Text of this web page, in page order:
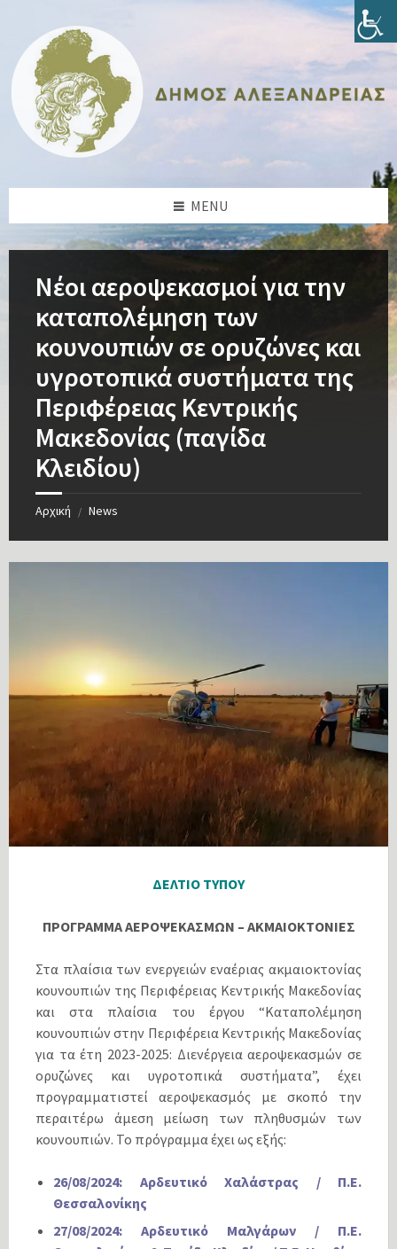
content
sidebar
sidebar
footer
MENU
Νέοι αεροψεκασμοί για την
καταπολέμηση των
κουνουπιών σε ορυζώνες και
υγροτοπικά συστήματα της
Περιφέρειας Κεντρικής
Μακεδονίας (παγίδα
Κλειδίου)
Αρχική / News
ΔΕΛΤΙΟ ΤΥΠΟΥ
ΠΡΟΓΡΑΜΜΑ ΑΕΡΟΨΕΚΑΣΜΩΝ – ΑΚΜΑΙΟΚΤΟΝΙΕΣ
Στα πλαίσια των ενεργειών εναέριας ακμαιοκτονίας
κουνουπιών της Περιφέρειας Κεντρικής Μακεδονίας
και στα πλαίσια του έργου “Καταπολέμηση
κουνουπιών στην Περιφέρεια Κεντρικής Μακεδονίας
για τα έτη 2023-2025: Διενέργεια αεροψεκασμών σε
ορυζώνες και υγροτοπικά συστήματα”, έχει
προγραμματιστεί αεροψεκασμός με σκοπό την
περαιτέρω άμεση μείωση των πληθυσμών των
κουνουπιών. Το πρόγραμμα έχει ως εξής:
26/08/2024: Αρδευτικό Χαλάστρας / Π.Ε.
Θεσσαλονίκης
27/08/2024: Αρδευτικό Μαλγάρων / Π.Ε.